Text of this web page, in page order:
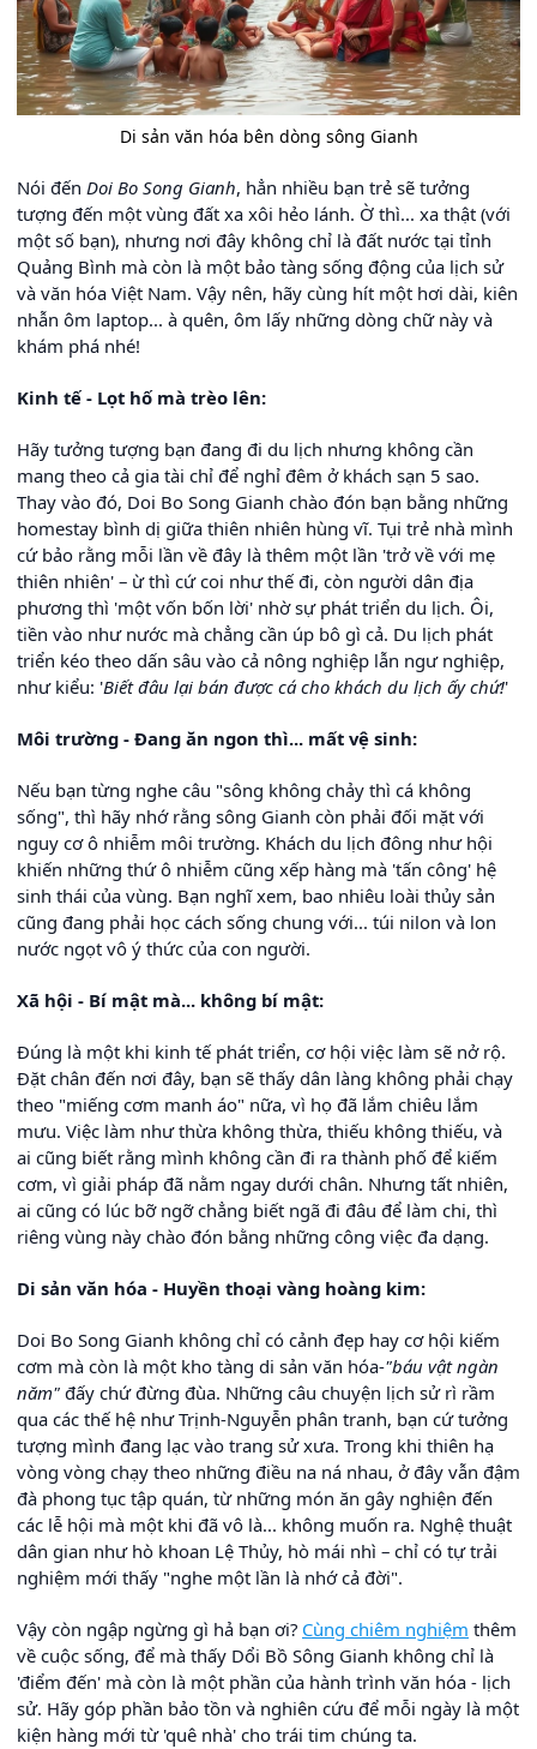
Di sản văn hóa bên dòng sông Gianh
Nói đến Doi Bo Song Gianh, hẳn nhiều bạn trẻ sẽ tưởng
tượng đến một vùng đất xa xôi hẻo lánh. Ờ thì... xa thật (với
một số bạn), nhưng nơi đây không chỉ là đất nước tại tỉnh
Quảng Bình mà còn là một bảo tàng sống động của lịch sử
và văn hóa Việt Nam. Vậy nên, hãy cùng hít một hơi dài, kiên
nhẫn ôm laptop... à quên, ôm lấy những dòng chữ này và
khám phá nhé!
Kinh tế - Lọt hố mà trèo lên:
Hãy tưởng tượng bạn đang đi du lịch nhưng không cần
mang theo cả gia tài chỉ để nghỉ đêm ở khách sạn 5 sao.
Thay vào đó, Doi Bo Song Gianh chào đón bạn bằng những
homestay bình dị giữa thiên nhiên hùng vĩ. Tụi trẻ nhà mình
cứ bảo rằng mỗi lần về đây là thêm một lần 'trở về với mẹ
thiên nhiên' – ừ thì cứ coi như thế đi, còn người dân địa
phương thì 'một vốn bốn lời' nhờ sự phát triển du lịch. Ôi,
tiền vào như nước mà chẳng cần úp bô gì cả. Du lịch phát
triển kéo theo dấn sâu vào cả nông nghiệp lẫn ngư nghiệp,
như kiểu: 'Biết đâu lại bán được cá cho khách du lịch ấy chứ!'
Môi trường - Đang ăn ngon thì... mất vệ sinh:
Nếu bạn từng nghe câu "sông không chảy thì cá không
sống", thì hãy nhớ rằng sông Gianh còn phải đối mặt với
nguy cơ ô nhiễm môi trường. Khách du lịch đông như hội
khiến những thứ ô nhiễm cũng xếp hàng mà 'tấn công' hệ
sinh thái của vùng. Bạn nghĩ xem, bao nhiêu loài thủy sản
cũng đang phải học cách sống chung với... túi nilon và lon
nước ngọt vô ý thức của con người.
Xã hội - Bí mật mà... không bí mật:
Đúng là một khi kinh tế phát triển, cơ hội việc làm sẽ nở rộ.
Đặt chân đến nơi đây, bạn sẽ thấy dân làng không phải chạy
theo "miếng cơm manh áo" nữa, vì họ đã lắm chiêu lắm
mưu. Việc làm như thừa không thừa, thiếu không thiếu, và
ai cũng biết rằng mình không cần đi ra thành phố để kiếm
cơm, vì giải pháp đã nằm ngay dưới chân. Nhưng tất nhiên,
ai cũng có lúc bỡ ngỡ chẳng biết ngã đi đâu để làm chi, thì
riêng vùng này chào đón bằng những công việc đa dạng.
Di sản văn hóa - Huyền thoại vàng hoàng kim:
Doi Bo Song Gianh không chỉ có cảnh đẹp hay cơ hội kiếm
cơm mà còn là một kho tàng di sản văn hóa-"báu vật ngàn
năm" đấy chứ đừng đùa. Những câu chuyện lịch sử rì rầm
qua các thế hệ như Trịnh-Nguyễn phân tranh, bạn cứ tưởng
tượng mình đang lạc vào trang sử xưa. Trong khi thiên hạ
vòng vòng chạy theo những điều na ná nhau, ở đây vẫn đậm
đà phong tục tập quán, từ những món ăn gây nghiện đến
các lễ hội mà một khi đã vô là... không muốn ra. Nghệ thuật
dân gian như hò khoan Lệ Thủy, hò mái nhì – chỉ có tự trải
nghiệm mới thấy "nghe một lần là nhớ cả đời".
Vậy còn ngập ngừng gì hả bạn ơi? Cùng chiêm nghiệm thêm
về cuộc sống, để mà thấy Dổi Bồ Sông Gianh không chỉ là
'điểm đến' mà còn là một phần của hành trình văn hóa - lịch
sử. Hãy góp phần bảo tồn và nghiên cứu để mỗi ngày là một
kiện hàng mới từ 'quê nhà' cho trái tim chúng ta.